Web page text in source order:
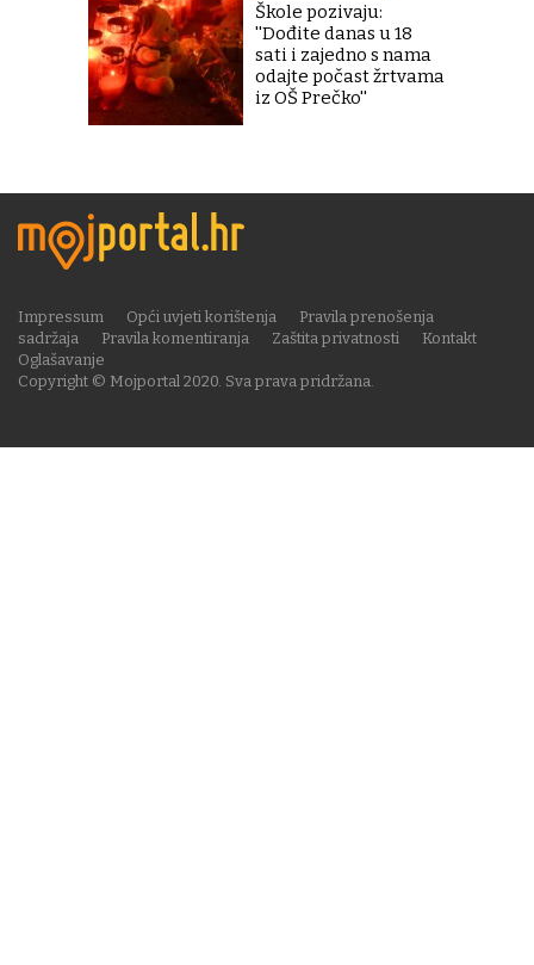
Škole pozivaju:
''Dođite danas u 18
sati i zajedno s nama
odajte počast žrtvama
iz OŠ Prečko''
Copyright © Mojportal 2020. Sva prava pridržana.
Impressum Opći uvjeti korištenja
Pravila prenošenja
sadržaja
Pravila komentiranja Zaštita privatnosti
Kontakt
Oglašavanje